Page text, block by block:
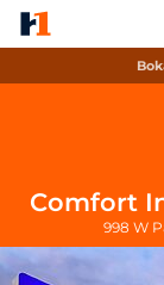
Comfort
998 W